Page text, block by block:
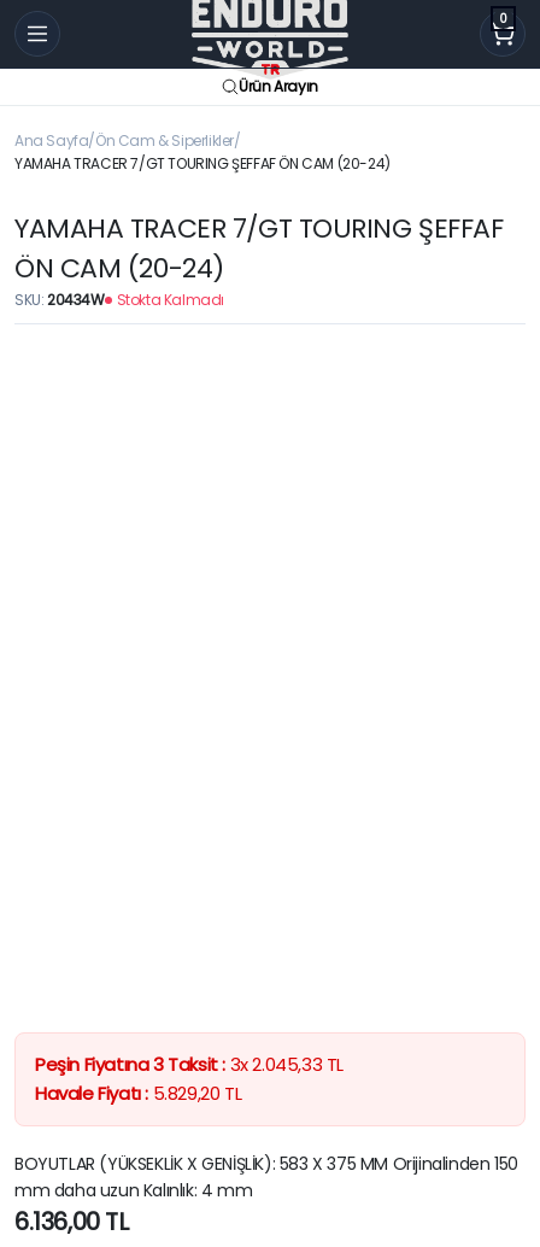
0
Ürün Arayın
Ana Sayfa Ön Cam & Siperlikler
YAMAHA TRACER 7/GT TOURING ŞEFFAF ÖN CAM (20-24)
YAMAHA TRACER 7/GT TOURING ŞEFFAF
ÖN CAM (20-24)
SKU:20434W Stokta Kalmadı
Peşin Fiyatına 3 Taksit :3x2.045,33 TL
Havale Fiyatı : 5.829,20 TL
BOYUTLAR (YÜKSEKLİK X GENİŞLİK): 583 X 375 MM Orijinalinden 150
mm daha uzun Kalınlık: 4 mm
6.136,00TL